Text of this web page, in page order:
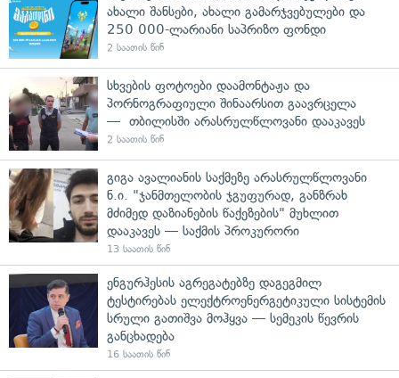
ახალი შანსები, ახალი გამარჯვებულები და
250 000-ლარიანი საპრიზო ფონდი
2 საათის წინ
სხვების ფოტოები დაამონტაჟა და
პორნოგრაფიული შინაარსით გაავრცელა
— თბილისში არასრულწლოვანი დააკავეს
2 საათის წინ
გიგა ავალიანის საქმეზე არასრულწლოვანი
ნ.ი. "ჯანმთელობის ჯგუფურად, განზრახ
მძიმედ დაზიანების წაქეზების" მუხლით
დააკავეს — საქმის პროკურორი
13 საათის წინ
ენგურჰესის აგრეგატებზე დაგეგმილ
ტესტირებას ელექტროენერგეტიკული სისტემის
სრული გათიშვა მოჰყვა — სემეკის წევრის
განცხადება
16 საათის წინ